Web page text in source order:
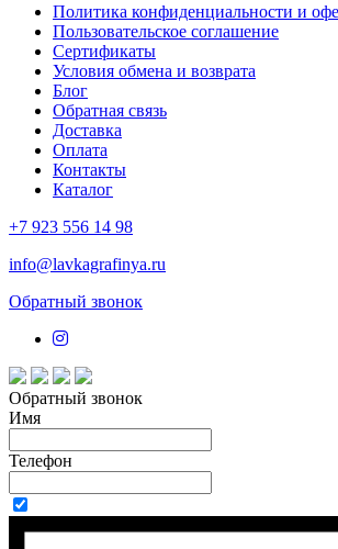
Политика конфиденциальности и
Пользовательское соглашение
Сертификаты
Условия обмена и возврата
Блог
Обратная связь
Доставка
Оплата
Контакты
Каталог
+7 923 556 14 98
info@lavkagrafinya.ru
Обратный звонок
Обратный звонок
Имя
Телефон